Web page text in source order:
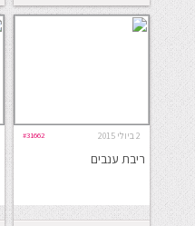
2 ביולי 2015 #31662
ריבת ענבים